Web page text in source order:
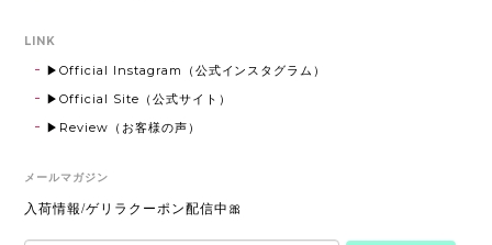
2025/08/22
実物もすごく可愛かったです！
シルバー
LINK
▶Official Instagram（公式インスタグラム）
▶Official Site（公式サイト）
▶Review（お客様の声）
メールマガジン
入荷情報/ゲリラクーポン配信中🎀